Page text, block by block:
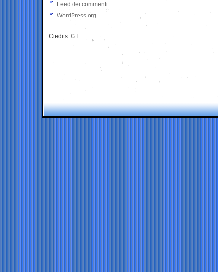
Feed dei commenti
WordPress.org
Credits: G.I